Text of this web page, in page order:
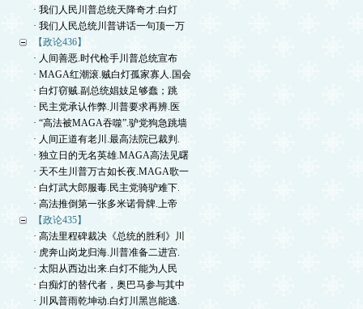
· 我们人民川普总统天降奇才.白灯
· 我们人民总统川普讲话一句顶一万
【政论436】
· 人间善恶.时代枪手川普总统宣布
· MAGA红潮滚.贼白灯孤家寡人.国会
· 白灯窃贼.副总统娼妓足够蠢；跳
· 民主党承认作弊.川普要求再辨.医
· “高法被MAGA吞噬”.驴党狗急跳墙
· 人间正道有老川.最高法院已裁判.
· 独立日的无名英雄.MAGA高法见曙
· 天不生川普万古如长夜.MAGA歌一
· 白灯武大郎服毒.民主党骑驴难下.
· 高法推倒第一张多米诺骨牌.上帝
【政论435】
· 高法里程碑裁决《总统的胜利》川
· 虎奔山岗龙归海.川普准备二进宫.
· 太阳从西边出来.白灯不能为人民
· 白痴灯的替代者，奥巴马参与其中
· 川风普雨乾坤动.白灯川黑岂能逃.